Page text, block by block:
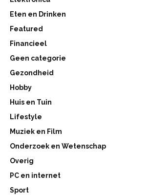
Eten en Drinken
Featured
Financieel
Geen categorie
Gezondheid
Hobby
Huis en Tuin
Lifestyle
Muziek en Film
Onderzoek en Wetenschap
Overig
PC en internet
Sport